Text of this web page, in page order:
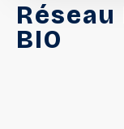
Réseau
BIO